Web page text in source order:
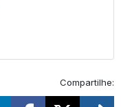
Compartilhe: